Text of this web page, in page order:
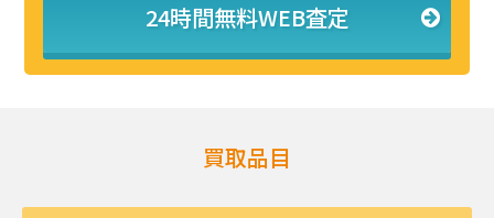
24時間無料WEB査定
買取品目